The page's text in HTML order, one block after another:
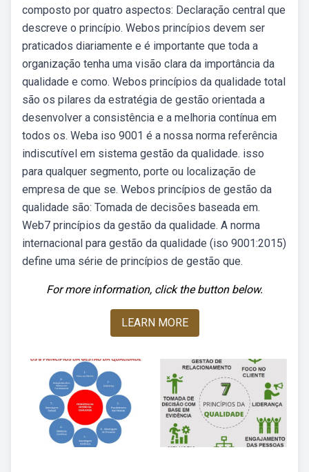
composto por quatro aspectos: Declaração central que
descreve o princípio. Webos princípios devem ser
praticados diariamente e é importante que toda a
organização tenha uma visão clara da importância da
qualidade e como. Webos princípios da qualidade total
são os pilares da estratégia de gestão orientada a
desenvolver a consistência e a melhoria contínua em
todos os. Weba iso 9001 é a nossa norma referência
indiscutível em sistema gestão da qualidade. isso
para qualquer segmento, porte ou localização de
empresa de que se. Webos princípios de gestão da
qualidade são: Tomada de decisões baseada em.
Web7 princípios da gestão da qualidade. A norma
internacional para gestão da qualidade (iso 9001:2015)
define uma série de princípios de gestão que.
For more information, click the button below.
LEARN MORE